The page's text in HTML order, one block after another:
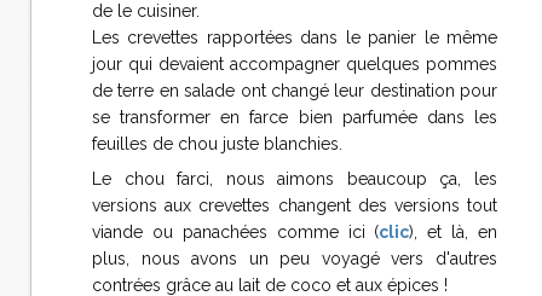
de le cuisiner.
Les crevettes rapportées dans le panier le même
jour qui devaient accompagner quelques pommes
de terre en salade ont changé leur destination pour
se transformer en farce bien parfumée dans les
feuilles de chou juste blanchies.
Le chou farci, nous aimons beaucoup ça, les
versions aux crevettes changent des versions tout
viande ou panachées comme ici (clic), et là, en
plus, nous avons un peu voyagé vers d'autres
contrées grâce au lait de coco et aux épices !